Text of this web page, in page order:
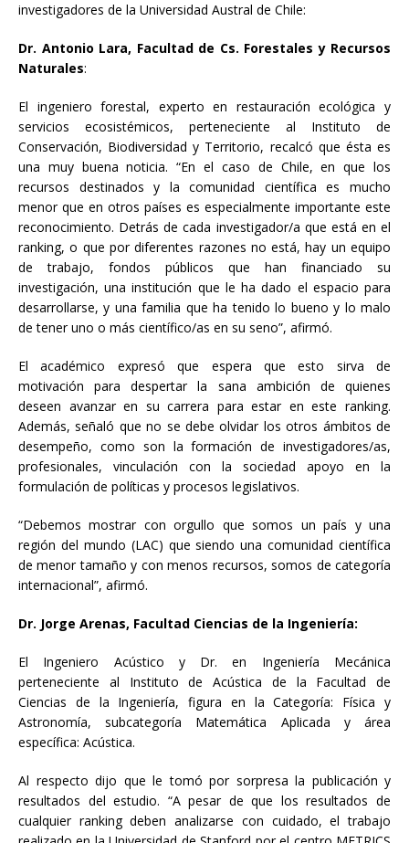
investigadores de la Universidad Austral de Chile:
Dr. Antonio Lara, Facultad de Cs. Forestales y Recursos
Naturales:
El ingeniero forestal, experto en restauración ecológica y
servicios ecosistémicos, perteneciente al Instituto de
Conservación, Biodiversidad y Territorio, recalcó que ésta es
una muy buena noticia. “En el caso de Chile, en que los
recursos destinados y la comunidad científica es mucho
menor que en otros países es especialmente importante este
reconocimiento. Detrás de cada investigador/a que está en el
ranking, o que por diferentes razones no está, hay un equipo
de trabajo, fondos públicos que han financiado su
investigación, una institución que le ha dado el espacio para
desarrollarse, y una familia que ha tenido lo bueno y lo malo
de tener uno o más científico/as en su seno”, afirmó.
El académico expresó que espera que esto sirva de
motivación para despertar la sana ambición de quienes
deseen avanzar en su carrera para estar en este ranking.
Además, señaló que no se debe olvidar los otros ámbitos de
desempeño, como son la formación de investigadores/as,
profesionales, vinculación con la sociedad apoyo en la
formulación de políticas y procesos legislativos.
“Debemos mostrar con orgullo que somos un país y una
región del mundo (LAC) que siendo una comunidad científica
de menor tamaño y con menos recursos, somos de categoría
internacional”, afirmó.
Dr. Jorge Arenas, Facultad Ciencias de la Ingeniería:
El Ingeniero Acústico y Dr. en Ingeniería Mecánica
perteneciente al Instituto de Acústica de la Facultad de
Ciencias de la Ingeniería, figura en la Categoría: Física y
Astronomía, subcategoría Matemática Aplicada y área
específica: Acústica.
Al respecto dijo que le tomó por sorpresa la publicación y
resultados del estudio. “A pesar de que los resultados de
cualquier ranking deben analizarse con cuidado, el trabajo